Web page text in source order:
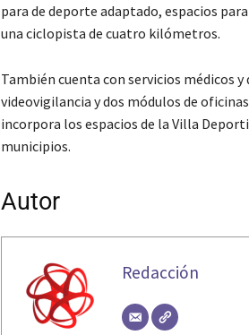
para de deporte adaptado, espacios
una ciclopista de cuatro kilómetros.
También cuenta con servicios médicos
videovigilancia y dos módulos de
incorpora los espacios de la Villa
municipios.
Autor
Redacción